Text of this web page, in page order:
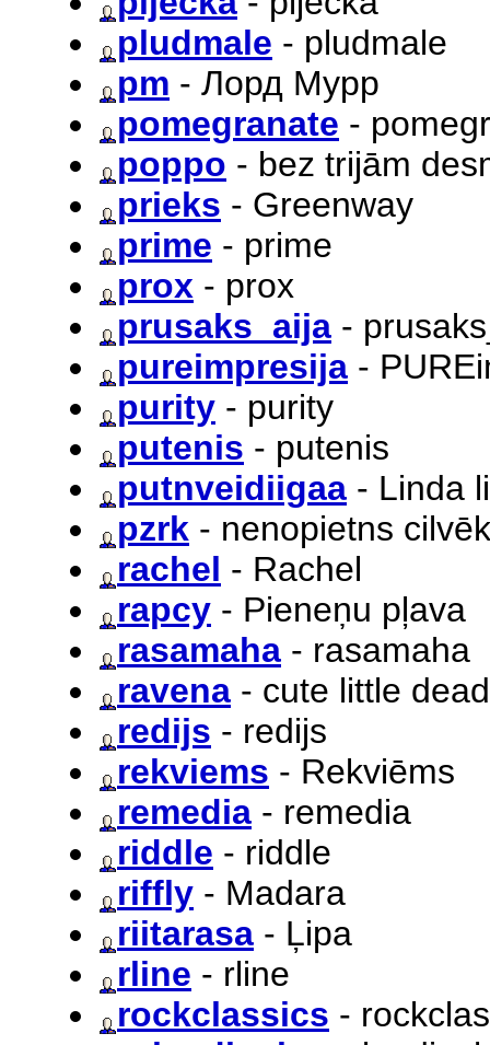
pludmale - pludmale
pm - Лорд Мурр
pomegranate -
poppo - bez trijām
prieks - Greenway
prime - prime
prox - prox
prusaks_aija -
pureimpresija -
purity - purity
putenis - putenis
putnveidiigaa - Linda
pzrk - nenopietns
rachel - Rachel
rapcy - Pieneņu pļava
rasamaha - rasamaha
ravena - cute little
redijs - redijs
rekviems - Rekviēms
remedia - remedia
riddle - riddle
riffly - Madara
riitarasa - Ļipa
rline - rline
rockclassics -